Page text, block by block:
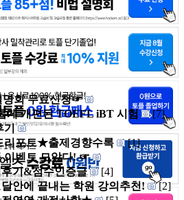
명회 무료신청☞
게 개편된 TOEFL iBT 시험
[7]
기
리포트★출제경향수록
[1]
이벤트 모았다! ☞
기&점수인증글
[4]
달안에 끝내는 학원 강의추천!
[2]